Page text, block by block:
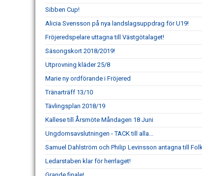
Sibben Cup!
Alicia Svensson på nya landslagsuppdrag för U19!
Fröjeredspelare uttagna till Västgötalaget!
Säsongskort 2018/2019!
Utprovning kläder 25/8
Marie ny ordförande i Fröjered
Tränarträff 13/10
Tävlingsplan 2018/19
Kallese till Årsmöte Måndagen 18 Juni
Ungdomsavslutningen - TACK till alla...
Samuel Dahlström och Philip Levinsson antagna till
Ledarstaben klar för herrlaget!